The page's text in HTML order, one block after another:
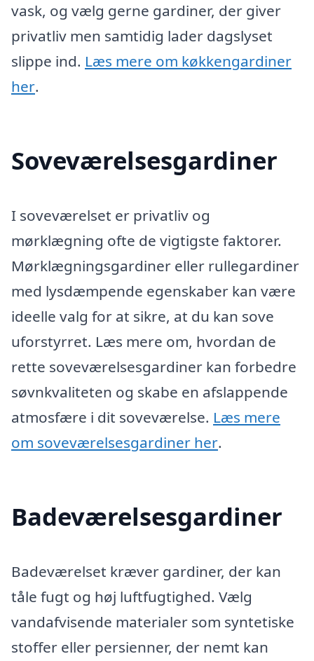
vask, og vælg gerne gardiner, der giver
privatliv men samtidig lader dagslyset
slippe ind. Læs mere om køkkengardiner
her.
Soveværelsesgardiner
I soveværelset er privatliv og
mørklægning ofte de vigtigste faktorer.
Mørklægningsgardiner eller rullegardiner
med lysdæmpende egenskaber kan være
ideelle valg for at sikre, at du kan sove
uforstyrret. Læs mere om, hvordan de
rette soveværelsesgardiner kan forbedre
søvnkvaliteten og skabe en afslappende
atmosfære i dit soveværelse. Læs mere
om soveværelsesgardiner her.
Badeværelsesgardiner
Badeværelset kræver gardiner, der kan
tåle fugt og høj luftfugtighed. Vælg
vandafvisende materialer som syntetiske
stoffer eller persienner, der nemt kan